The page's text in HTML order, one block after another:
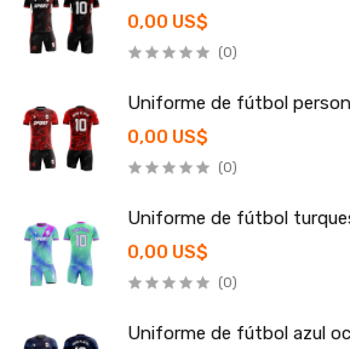
0,00 US$
(0)
Uniforme de fútbol
0,00 US$
(0)
Uniforme de fútbol
0,00 US$
(0)
Uniforme de fútbol azul